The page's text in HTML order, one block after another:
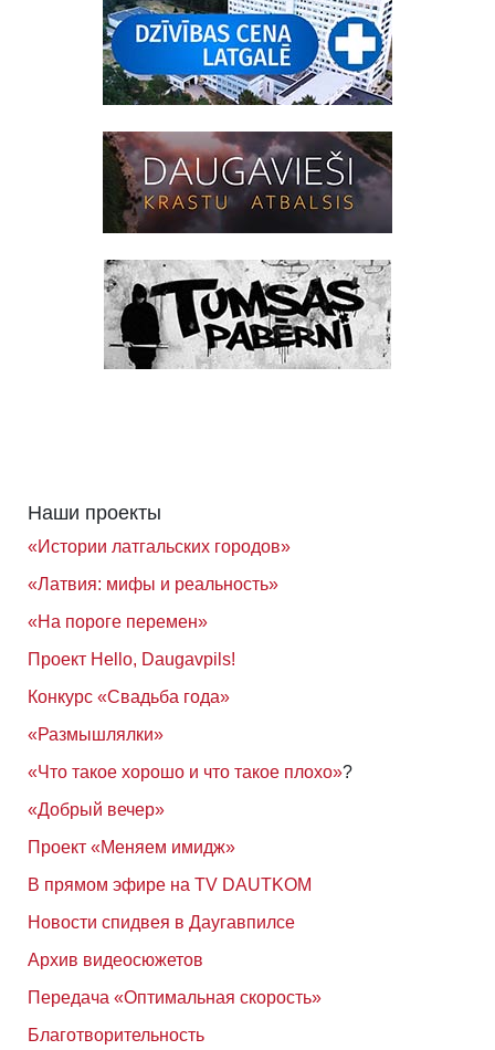
Наши проекты
«Истории латгальских городов»
«Латвия: мифы и реальность»
«На пороге перемен»
Проект Hello, Daugavpils!
Конкурс «Свадьба года»
«Размышлялки»
«Что такое хорошо и что такое плохо»?
«Добрый вечер»
Проект «Меняем имидж»
В прямом эфире на TV DAUTKOM
Новости спидвея в Даугавпилсе
Архив видеосюжетов
Передача «Оптимальная скорость»
Благотворительность